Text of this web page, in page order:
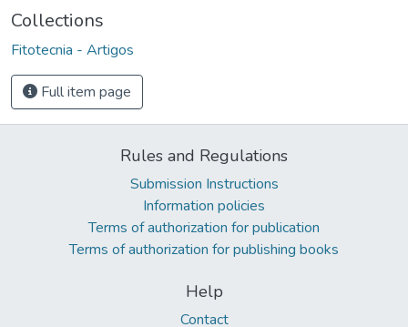
Collections
Fitotecnia - Artigos
Full item page
Rules and Regulations
Submission Instructions
Information policies
Terms of authorization for publication
Terms of authorization for publishing books
Help
Contact